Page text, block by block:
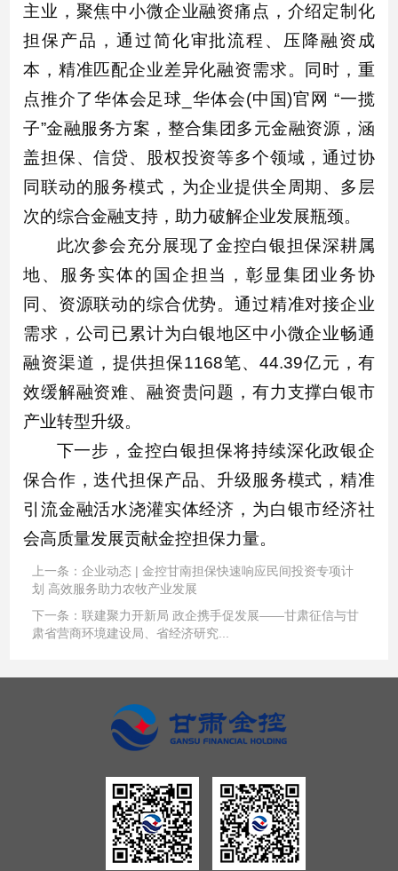
主业，聚焦中小微企业融资痛点，介绍定制化
担保产品，通过简化审批流程、压降融资成
本，精准匹配企业差异化融资需求。同时，重
点推介了华体会足球_华体会(中国)官网 “一揽
子”金融服务方案，整合集团多元金融资源，涵
盖担保、信贷、股权投资等多个领域，通过协
同联动的服务模式，为企业提供全周期、多层
次的综合金融支持，助力破解企业发展瓶颈。
此次参会充分展现了金控白银担保深耕属
地、服务实体的国企担当，彰显集团业务协
同、资源联动的综合优势。通过精准对接企业
需求，公司已累计为白银地区中小微企业畅通
融资渠道，提供担保1168笔、44.39亿元，有
效缓解融资难、融资贵问题，有力支撑白银市
产业转型升级。
下一步，金控白银担保将持续深化政银企
保合作，迭代担保产品、升级服务模式，精准
引流金融活水浇灌实体经济，为白银市经济社
会高质量发展贡献金控担保力量。
上一条：企业动态 | 金控甘南担保快速响应民间投资专项计
划 高效服务助力农牧产业发展
下一条：联建聚力开新局 政企携手促发展——甘肃征信与甘
肃省营商环境建设局、省经济研究...